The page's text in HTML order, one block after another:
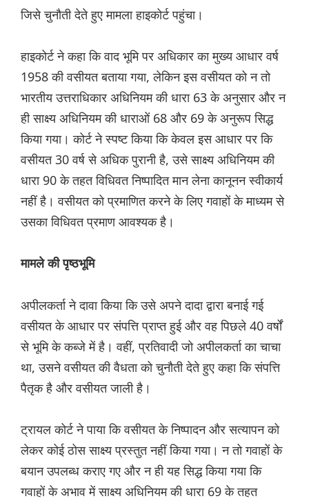
जिसे चुनौती देते हुए मामला हाइकोर्ट पहुंचा।
हाइकोर्ट ने कहा कि वाद भूमि पर अधिकार का मुख्य आधार वर्ष
1958 की वसीयत बताया गया, लेकिन इस वसीयत को न तो
भारतीय उत्तराधिकार अधिनियम की धारा 63 के अनुसार और न
ही साक्ष्य अधिनियम की धाराओं 68 और 69 के अनुरूप सिद्ध
किया गया। कोर्ट ने स्पष्ट किया कि केवल इस आधार पर कि
वसीयत 30 वर्ष से अधिक पुरानी है, उसे साक्ष्य अधिनियम की
धारा 90 के तहत विधिवत निष्पादित मान लेना कानूनन स्वीकार्य
नहीं है। वसीयत को प्रमाणित करने के लिए गवाहों के माध्यम से
उसका विधिवत प्रमाण आवश्यक है।
मामले की पृष्ठभूमि
अपीलकर्ता ने दावा किया कि उसे अपने दादा द्वारा बनाई गई
वसीयत के आधार पर संपत्ति प्राप्त हुई और वह पिछले 40 वर्षों
से भूमि के कब्जे में है। वहीं, प्रतिवादी जो अपीलकर्ता का चाचा
था, उसने वसीयत की वैधता को चुनौती देते हुए कहा कि संपत्ति
पैतृक है और वसीयत जाली है।
ट्रायल कोर्ट ने पाया कि वसीयत के निष्पादन और सत्यापन को
लेकर कोई ठोस साक्ष्य प्रस्तुत नहीं किया गया। न तो गवाहों के
बयान उपलब्ध कराए गए और न ही यह सिद्ध किया गया कि
गवाहों के अभाव में साक्ष्य अधिनियम की धारा 69 के तहत